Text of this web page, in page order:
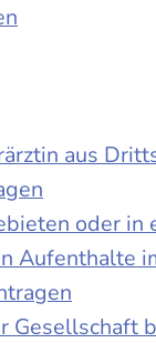
aus
oder
Aufenthalte
Gesellschaft